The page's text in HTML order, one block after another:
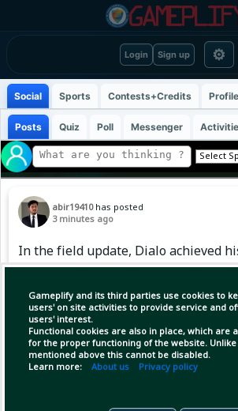
Login Sign up ⚙
Gameplify and its third parties use cookies to
users' on site activities to provide service and
users' interest.
Functional cookies are also in place, which are
for the proper functioning of the website.
mentioned above this cannot be disabled.
Learn more: About us Privacy policy
Social Sports Contests+Credits Profile
Posts Quiz Poll Messenger
abir19410 has posted
3 minutes ago
In the field update, Dialo achieved
main draw win in his hometown
tour victory today, capturing the
sports enthusiasts worldwide.
#LatestTennis #ABIR